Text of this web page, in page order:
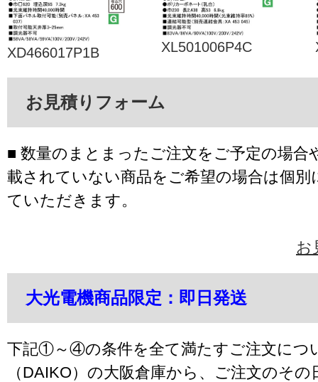
XD466017P1B XL501006P4C
お見積りフォーム
■ 数量のまとまったご注文をご予定の場合
載されていない商品をご希望の場合は個別
ていただきます。
お
大光電機商品限定：即日発送
下記①～④の条件を全て満たすご注文につ
（DAIKO）の大阪倉庫から、ご注文のそ